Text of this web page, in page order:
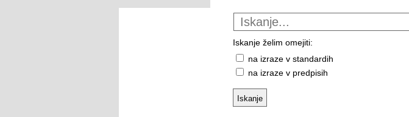
Iskanje želim omejiti:
na izraze v standardih
na izraze v predpisih